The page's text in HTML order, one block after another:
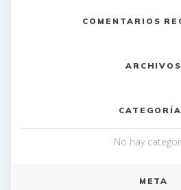
COMENTARIOS
ARCHIVOS
No hay
META